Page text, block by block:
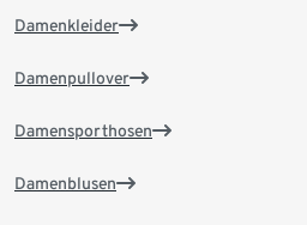
Damenkleider
Damenpullover
Damensporthosen
Damenblusen